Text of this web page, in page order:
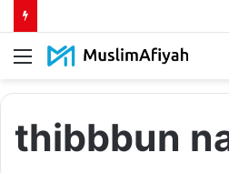
Menu
thibbbun